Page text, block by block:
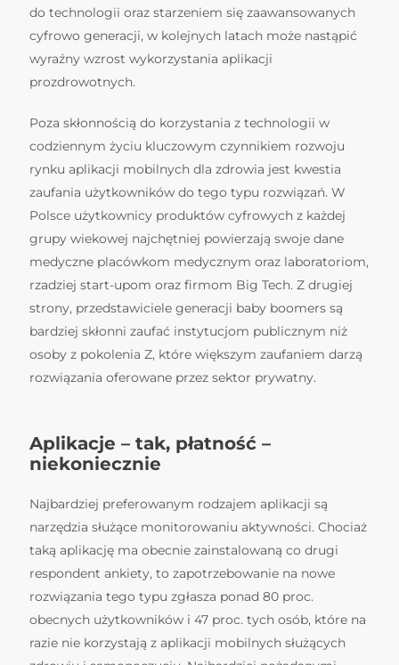
do technologii oraz starzeniem się zaawansowanych
cyfrowo generacji, w kolejnych latach może nastąpić
wyraźny wzrost wykorzystania aplikacji
prozdrowotnych.
Poza skłonnością do korzystania z technologii w
codziennym życiu kluczowym czynnikiem rozwoju
rynku aplikacji mobilnych dla zdrowia jest kwestia
zaufania użytkowników do tego typu rozwiązań. W
Polsce użytkownicy produktów cyfrowych z każdej
grupy wiekowej najchętniej powierzają swoje dane
medyczne placówkom medycznym oraz laboratoriom,
rzadziej start-upom oraz firmom Big Tech. Z drugiej
strony, przedstawiciele generacji baby boomers są
bardziej skłonni zaufać instytucjom publicznym niż
osoby z pokolenia Z, które większym zaufaniem darzą
rozwiązania oferowane przez sektor prywatny.
Aplikacje – tak, płatność –
niekoniecznie
Najbardziej preferowanym rodzajem aplikacji są
narzędzia służące monitorowaniu aktywności. Chociaż
taką aplikację ma obecnie zainstalowaną co drugi
respondent ankiety, to zapotrzebowanie na nowe
rozwiązania tego typu zgłasza ponad 80 proc.
obecnych użytkowników i 47 proc. tych osób, które na
razie nie korzystają z aplikacji mobilnych służących